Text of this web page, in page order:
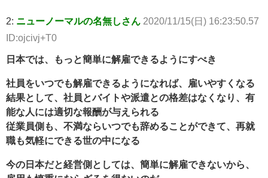
2: ニューノーマルの名無しさん 2020/11/15(日) 16:23:50.57
ID:ojcivj+T0
日本では、もっと簡単に解雇できるようにすべき
社員をいつでも解雇できるようになれば、雇いやすくなる
結果として、社員とバイトや派遣との格差はなくなり、有
能な人には適切な報酬が与えられる
従業員側も、不満ならいつでも辞めることができて、再就
職も気軽にできる世の中になる
今の日本だと経営側としては、簡単に解雇できないから、